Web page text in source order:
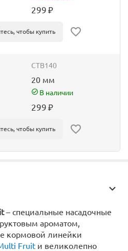
299₽
чтобы купить
CTB140
20 мм
В наличии
299₽
чтобы купить
– специальные насадочные
ароматом,
кормовой линейки
Fruit и великолепно